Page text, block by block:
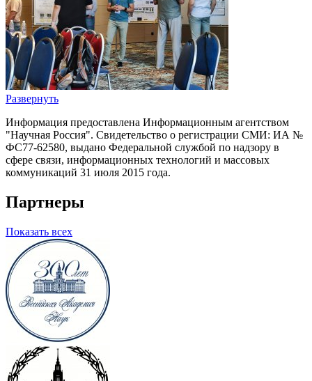
Развернуть
Информация предоставлена Информационным агентством
"Научная Россия". Свидетельство о регистрации СМИ: ИА №
ФС77-62580, выдано Федеральной службой по надзору в
сфере связи, информационных технологий и массовых
коммуникаций 31 июля 2015 года.
Партнеры
Показать всех